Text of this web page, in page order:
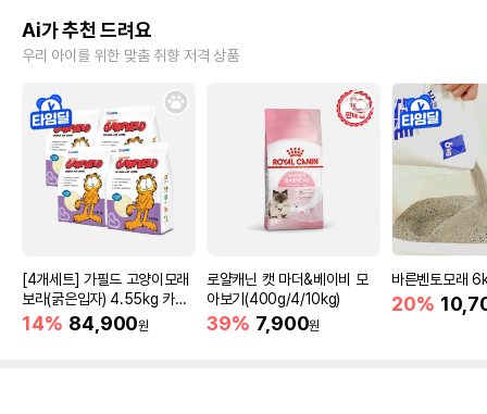
Ai가 추천 드려요
우리 아이를 위한 맞춤 취향 저격 상품
[4개세트] 가필드 고양이모래
보라(굵은입자) 4.55kg 카사
바모래
14% 84,900원
로얄캐닌 캣 마더&베이비 모
아보기(400g/4/10kg)
39% 7,900원
바른벤토모래
20%